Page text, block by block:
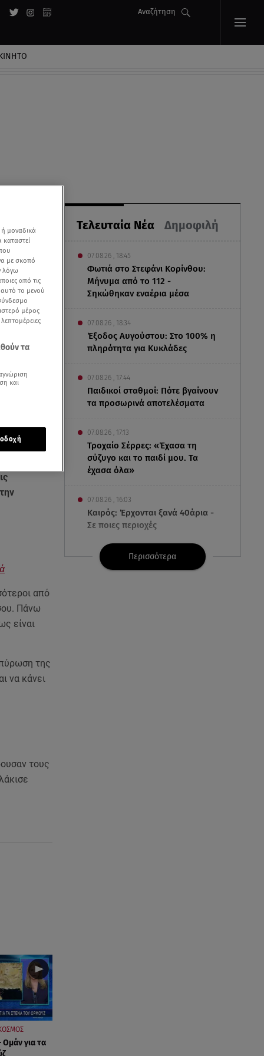
Αναζήτηση
Τελευταία Νέα Δημοφιλή
07.08.26 , 18:45
Φωτιά στο Στεφάνι Κορίνθου:
Μήνυμα από το 112 -
Σηκώθηκαν εναέρια μέσα
07.08.26 , 18:34
Έξοδος Αυγούστου: Στο 100% η
πληρότητα για Κυκλάδες
07.08.26 , 17:44
Παιδικοί σταθμοί: Πότε βγαίνουν
τα προσωρινά αποτελέσματα
07.08.26 , 17:13
Τροχαίο Σέρρες: «Έχασα τη
σύζυγο και το παιδί μου. Τα
έχασα όλα»
07.08.26 , 16:03
Καιρός: Έρχονται ξανά 40άρια -
Σε ποιες περιοχές
07.08.26 , 16:00
Ανακάλυψε ξανά τη δύναμή
Περισσότερα
από
Πάνω
είναι
της
να κάνει
τους
Ομάν για τα
μοναδικά
με σκοπό
λόγω
από τις
αυτό το μενού
μέρος
τα
και